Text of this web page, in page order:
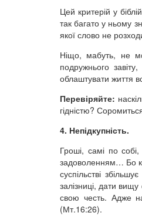
Цей критерій у
так багато у ньому
якої слово не
Ніщо, мабуть, не
подружнього
облаштувати життя
Перевіряйте:
гідністю?
4. Непідкупність.
Гроші, самі по
задоволенням… Бо
суспільстві
залізниці, дати
свою честь. Адже
(Мт.16:26).